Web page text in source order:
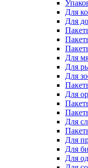
Для
Для
Для
Для
Для
Для
Для
Для
Для
Для